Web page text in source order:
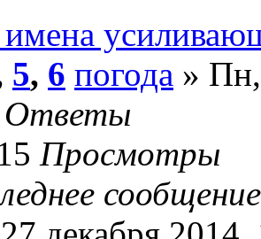
5, 6 погода »
Ответы
Просмотры